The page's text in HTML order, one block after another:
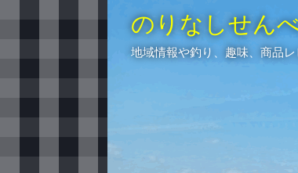
のりなしせん
地域情報や釣り、趣味、商品